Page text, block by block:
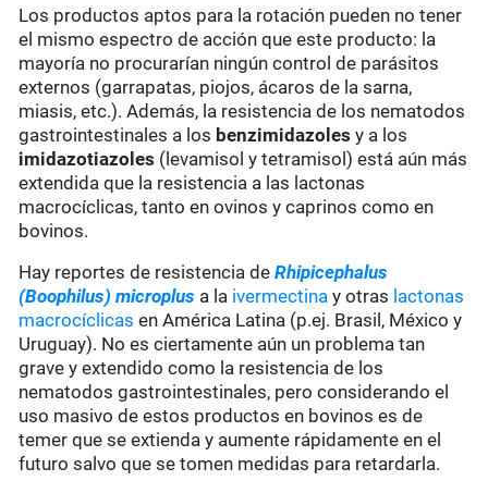
Los productos aptos para la rotación pueden no tener
el mismo espectro de acción que este producto: la
mayoría no procurarían ningún control de parásitos
externos (garrapatas, piojos, ácaros de la sarna,
miasis, etc.). Además, la resistencia de los nematodos
gastrointestinales a los benzimidazoles y a los
imidazotiazoles (levamisol y tetramisol) está aún más
extendida que la resistencia a las lactonas
macrocíclicas, tanto en ovinos y caprinos como en
bovinos.
Hay reportes de resistencia deRhipicephalus
(Boophilus) microplus a la ivermectina y otras lactonas
macrocíclicas en América Latina (p.ej. Brasil, México y
Uruguay). No es ciertamente aún un problema tan
grave y extendido como la resistencia de los
nematodos gastrointestinales, pero considerando el
uso masivo de estos productos en bovinos es de
temer que se extienda y aumente rápidamente en el
futuro salvo que se tomen medidas para retardarla.